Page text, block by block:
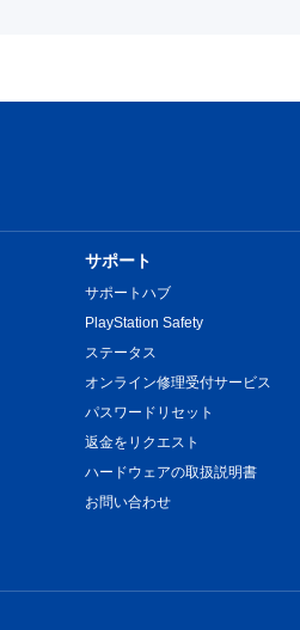
サポート
サポートハブ
PlayStation Safety
ステータス
オンライン修理受付サービス
パスワードリセット
返金をリクエスト
ハードウェアの取扱説明書
お問い合わせ